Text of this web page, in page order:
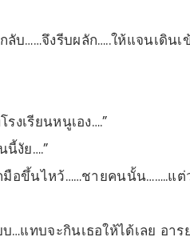
บ……จึงรีบผลัก…..ให้แจนเดิน
งเรียนหนูเอง….”
นี้งัย….”
มือขึ้นไหว้……ชายคนนั้น……..แ
…แทบจะกินเธอให้ได้เลย อา